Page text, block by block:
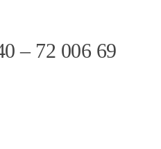
– 72 006 69